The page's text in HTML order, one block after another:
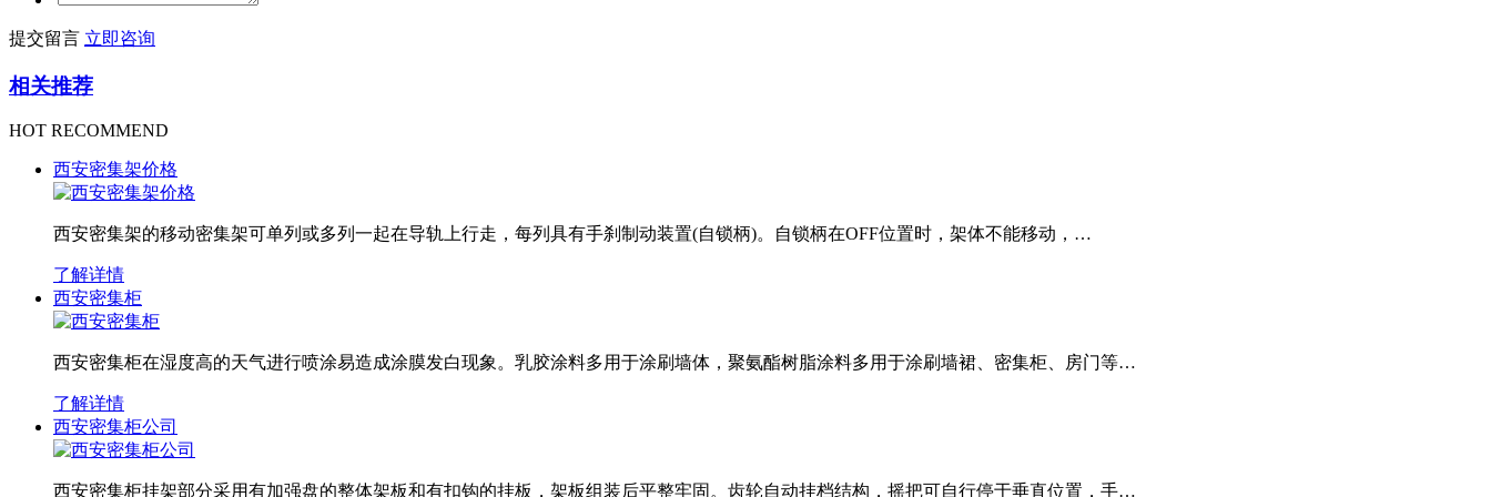
提交留言 立即咨询
相关推荐
HOT RECOMMEND
西安密集架价格
西安密集架的移动密集架可单列或多列一起在导轨上行走，每列具有手刹制动装置(自锁柄)。自锁柄在OFF位置时，架体不能移动，…
了解详情
西安密集柜
西安密集柜在湿度高的天气进行喷涂易造成涂膜发白现象。乳胶涂料多用于涂刷墙体，聚氨酯树脂涂料多用于涂刷墙裙、密集柜、房门等…
了解详情
西安密集柜公司
西安密集柜挂架部分采用有加强盘的整体架板和有扣钩的挂板，架板组装后平整牢固。齿轮自动挂档结构，摇把可自行停于垂直位置，手…